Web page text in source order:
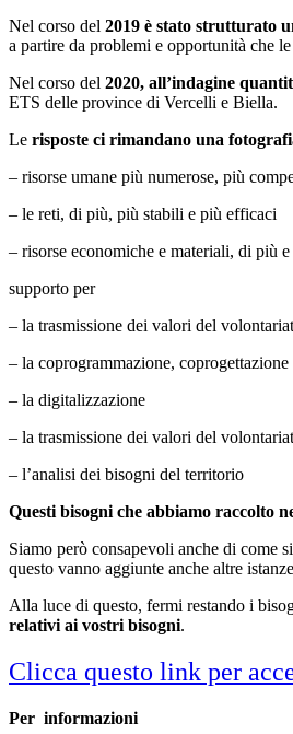
Nel corso del 2019 è stato strutturato
a partire da problemi e opportunità che
Nel corso del 2020, all’indagine
ETS delle province di Vercelli e Biella.
Le risposte ci rimandano una
– risorse umane più numerose, più
– le reti, di più, più stabili e più efficaci
– risorse economiche e materiali, di più
supporto per
– la trasmissione dei valori del
– la coprogrammazione, coprogettazione
– la digitalizzazione
– la trasmissione dei valori del
– l’analisi dei bisogni del territorio
Questi bisogni che abbiamo raccolto
Siamo però consapevoli anche di come
questo vanno aggiunte anche altre
Alla luce di questo, fermi restando i
relativi ai vostri bisogni.
Clicca questo link per
Per informazioni